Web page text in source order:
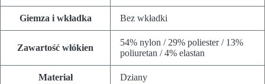
Giemza i wkładka Bez wkładki
Zawartość włókien
54% nylon / 29% poliester / 13%
poliuretan / 4% elastan
Materiał Dziany